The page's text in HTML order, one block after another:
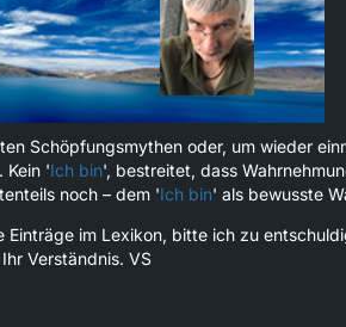
Schöpfungsmythen oder, um wieder
Kein 'Ich bin', bestreitet, dass
noch – dem 'Ich bin' als bewusste
Einträge im Lexikon, bitte ich zu
Verständnis. VS